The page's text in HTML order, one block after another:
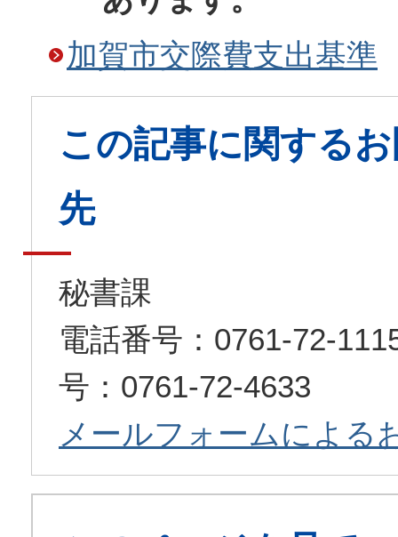
加賀市交際費支出基準
この記事に関する
先
秘書課
電話番号：0761-72-
号：0761-72-4633
メールフォームによる